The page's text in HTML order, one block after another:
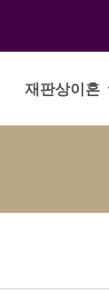
재판상이혼